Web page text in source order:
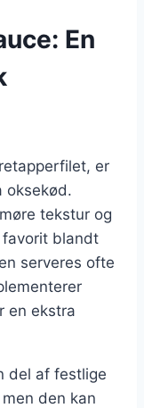
En
er
oksekød.
tekstur og
favorit blandt
serveres ofte
en ekstra
del af festlige
den kan